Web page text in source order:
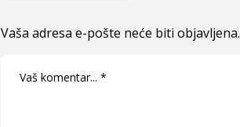
Vaša adresa e-pošte neće biti objavljena.